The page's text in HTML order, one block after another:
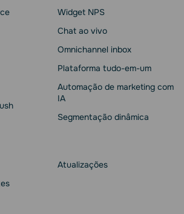
Widget NPS
Chat ao vivo
Omnichannel inbox
Plataforma tudo-em-um
Automação de marketing com
IA
Segmentação dinâmica
Atualizações